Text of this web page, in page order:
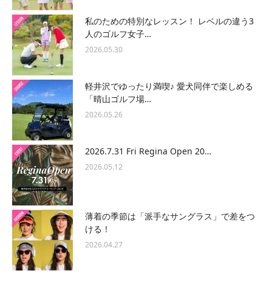
私のための特別なレッスン！ レベルの違う3
人のゴルフ女子…
2026.05.30
軽井沢でゆったり満喫♪ 愛犬同伴で楽しめる
「晴山ゴルフ場…
2026.05.26
2026.7.31 Fri Regina Open 20…
2026.05.12
薄着の季節は「派手なサングラス」で差をつ
ける！
2026.04.27